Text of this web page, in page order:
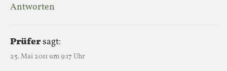
Antworten
Prüfersagt:
25. Mai 2011 um 9:17 Uhr